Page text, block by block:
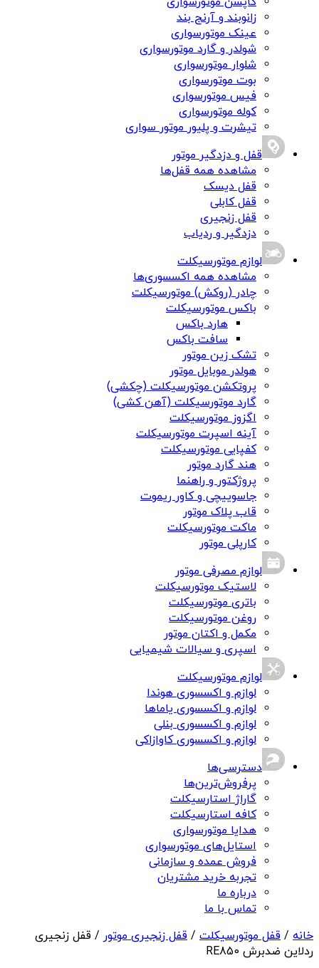
زانوبند و آرنج بند
عینک موتورسواری
شولدر و گارد موتورسواری
شلوار موتورسواری
بوت موتورسواری
فیس موتورسواری
کوله موتورسواری
تیشرت و پلیور موتور سواری
قفل و دزدگیر موتور
مشاهده همه قفل‌ها
قفل دیسک
قفل کابلی
قفل زنجیری
دزدگیر و ردیاب
لوازم موتورسیکلت
مشاهده همه اکسسوری‌ها
چادر (روکش) موتورسیکلت
باکس موتورسیکلت
هارد باکس
سافت باکس
تشک زین موتور
هولدر موبایل موتور
پروتکشن موتورسیکلت (چکشی)
گارد موتورسیکلت (آهن کشی)
اگزوز موتورسیکلت
آینه اسپرت موتورسیکلت
کفپایی موتورسیکلت
هند گارد موتور
پروژکتور و راهنما
جاسوییچی و کاور ریموت
قاب پلاک موتور
ماکت موتورسیکلت
کارپلی موتور
لوازم مصرفی موتور
لاستیک موتورسیکلت
باتری موتورسیکلت
روغن موتورسیکلت
مکمل و اکتان موتور
اسپری و سیالات شیمیایی
لوازم موتورسیکلت
لوازم و اکسسوری هوندا
لوازم و اکسسوری یاماها
لوازم و اکسسوری بنلی
لوازم و اکسسوری کاوازاکی
دسترسی‌ها
پرفروش‌ترین‌ها
گاراژ استارسیکلت
کافه استارسیکلت
هدایا موتورسواری
استایل‌های موتورسواری
فروش عمده و سازمانی
تجربه خرید مشتریان
درباره ما
تماس با ما
خانه / قفل موتورسیکلت / قفل زنجیری موتور / قفل زنجیری
ردلاین ضدبرش RE850